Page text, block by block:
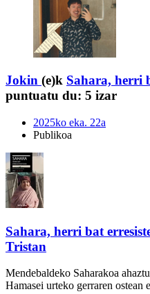
Jokin (e)k Sahara, herri
puntuatu du: 5 izar
2025ko eka. 22a
Publikoa
Sahara, herri bat
Tristan
Mendebaldeko Saharakoa
Hamasei urteko gerraren ostean